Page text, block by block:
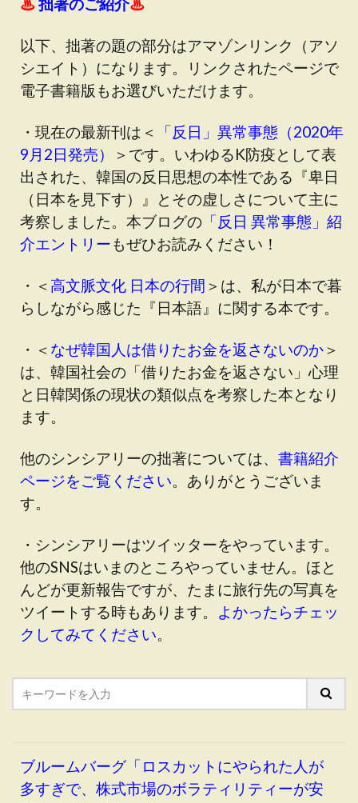
以下、拙著の題の部分はアマゾンリンク（アソ
シエイト）になります。リンクされたページで
電子書籍版もお選びいただけます。
・現在の最新刊は＜
「反日」異常事態（2020年
9月2日発売）
＞です。いわゆるK防疫として表
出された、韓国の反日思想の本性である『卑日
（日本を見下す）』とその虚しさについて主に
考察しました。本ブログの 「反日 異常事態」紹
介エントリーもぜひお読みください！
・＜高文脈文化 日本の行間 ＞は、私が日本で暮
らしながら感じた『日本語』に関する本です。
・＜ なぜ韓国人は借りたお金を返さないのか＞
は、韓国社会の「借りたお金を返さない」心理
と日韓関係の現状の類似点を考察した本となり
ます。
他のシンシアリーの拙著については、 書籍紹介
ページをご覧ください。ありがとうございま
す。
・シンシアリーはツイッターをやっています。
他のSNSはいまのところやっていません。ほと
んどが更新報告ですが、たまに旅行先の写真を
ツイートする時もあります。 よかったらチェッ
クしてみてください。
ブルームバーグ「ロスカットにやられた人が
多すぎで、株式市場のボラティリティーが安